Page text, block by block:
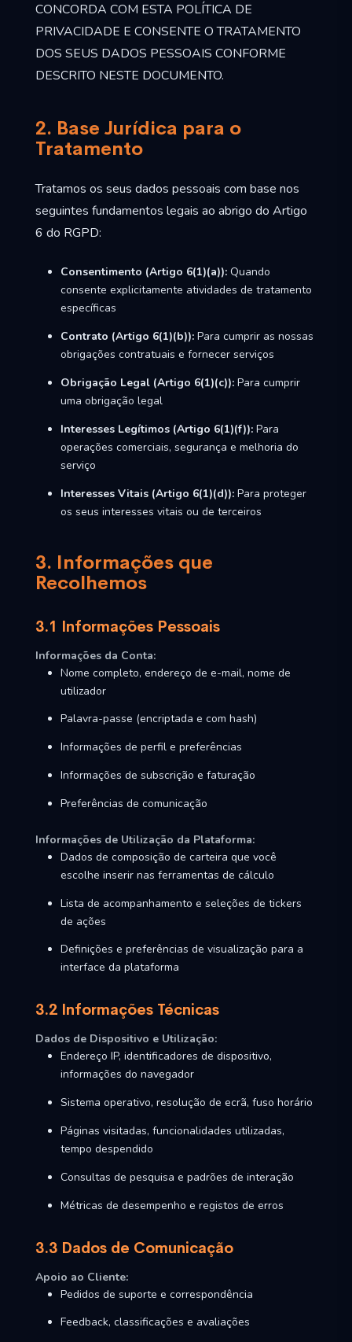
CONCORDA COM ESTA POLÍTICA DE
PRIVACIDADE E CONSENTE O TRATAMENTO
DOS SEUS DADOS PESSOAIS CONFORME
DESCRITO NESTE DOCUMENTO.
2. Base Jurídica para o
Tratamento
Tratamos os seus dados pessoais com base nos
seguintes fundamentos legais ao abrigo do Artigo
6 do RGPD:
Consentimento (Artigo 6(1)(a)): Quando
consente explicitamente atividades de tratamento
específicas
Contrato (Artigo 6(1)(b)): Para cumprir as nossas
obrigações contratuais e fornecer serviços
Obrigação Legal (Artigo 6(1)(c)): Para cumprir
uma obrigação legal
Interesses Legítimos (Artigo 6(1)(f)): Para
operações comerciais, segurança e melhoria do
serviço
Interesses Vitais (Artigo 6(1)(d)): Para proteger
os seus interesses vitais ou de terceiros
3. Informações que
Recolhemos
3.1 Informações Pessoais
Informações da Conta:
Nome completo, endereço de e-mail, nome de
utilizador
Palavra-passe (encriptada e com hash)
Informações de perfil e preferências
Informações de subscrição e faturação
Preferências de comunicação
Informações de Utilização da Plataforma:
Dados de composição de carteira que você
escolhe inserir nas ferramentas de cálculo
Lista de acompanhamento e seleções de tickers
de ações
Definições e preferências de visualização para a
interface da plataforma
3.2 Informações Técnicas
Dados de Dispositivo e Utilização:
Endereço IP, identificadores de dispositivo,
informações do navegador
Sistema operativo, resolução de ecrã, fuso horário
Páginas visitadas, funcionalidades utilizadas,
tempo despendido
Consultas de pesquisa e padrões de interação
Métricas de desempenho e registos de erros
3.3 Dados de Comunicação
Apoio ao Cliente:
Pedidos de suporte e correspondência
Feedback, classificações e avaliações